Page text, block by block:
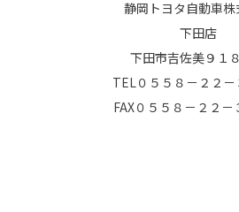
静岡トヨタ自動車株
下田店
下田市吉佐美９１
TEL０５５８－２２－
FAX０５５８－２２－